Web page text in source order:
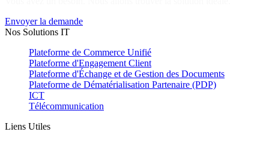
Envoyer la demande
Nos Solutions IT
Plateforme de Commerce Unifié
Plateforme d'Engagement Client
Plateforme d'Échange et de Gestion des Documents
Plateforme de Dématérialisation Partenaire (PDP)
ICT
Télécommunication
Liens Utiles